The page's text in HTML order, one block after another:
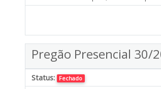
Pregão Presencial 30/
Status: Fechado